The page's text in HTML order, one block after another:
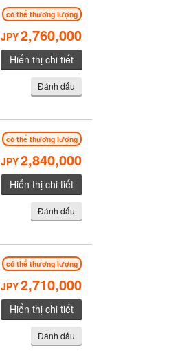
có thể thương lượng
JPY2,760,000
Hiển thị chi tiết
Đánh dấu
có thể thương lượng
JPY2,840,000
Hiển thị chi tiết
Đánh dấu
có thể thương lượng
JPY2,710,000
Hiển thị chi tiết
Đánh dấu